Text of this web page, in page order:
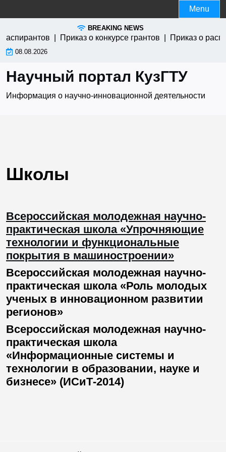
to
Menu
BREAKING NEWS
аспирантов | Приказ о конкурсе грантов | Приказ о
08.08.2026
Научный портал КузГТУ
Информация о научно-инновационной деятельности
Школы
Всероссийская молодежная научно-
практическая школа «Упрочняющие
технологии и функциональные
покрытия в машиностроении»
Всероссийская молодежная научно-
практическая школа «Роль молодых
ученых в инновационном развитии
регионов»
Всероссийская молодежная научно-
практическая школа
«Информационные системы и
технологии в образовании, науке и
бизнесе» (ИСиТ-2014)